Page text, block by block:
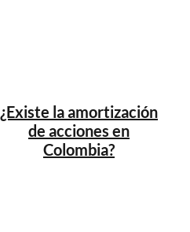
¿Existe la amortización
de acciones en
Colombia?